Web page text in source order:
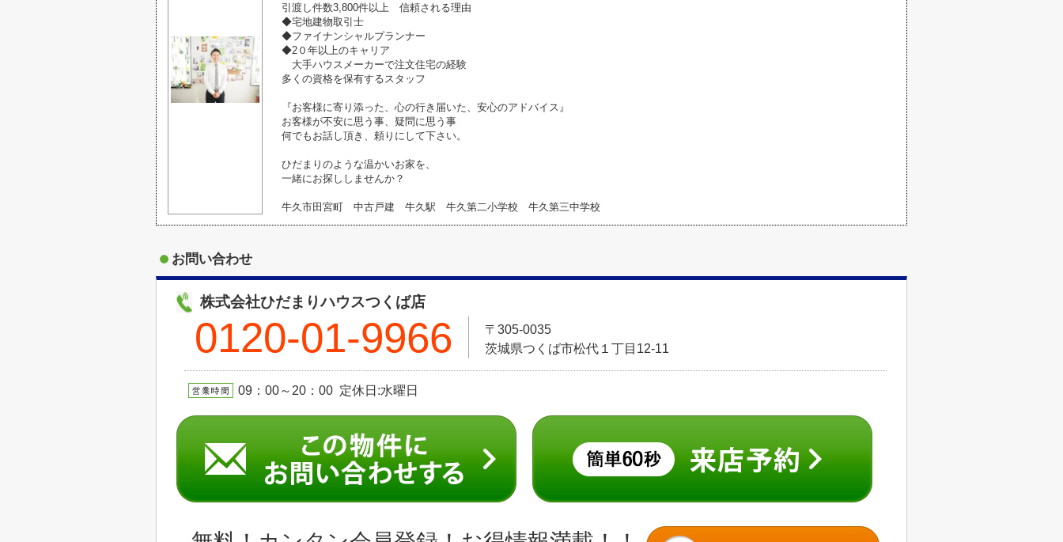
引渡し件数3,800件以上 信頼される理由
◆宅地建物取引士
◆ファイナンシャルプランナー
◆2０年以上のキャリア
大手ハウスメーカーで注文住宅の経験
多くの資格を保有するスタッフ
『お客様に寄り添った、心の行き届いた、安心のアドバイス』
お客様が不安に思う事、疑問に思う事
何でもお話し頂き、頼りにして下さい。
ひだまりのような温かいお家を、
一緒にお探ししませんか？
牛久市田宮町 中古戸建 牛久駅 牛久第二小学校 牛久第三中学校
お問い合わせ
株式会社ひだまりハウスつくば店
0120-01-9966
〒305-0035
茨城県つくば市松代１丁目12-11
09：00～20：00 定休日:水曜日